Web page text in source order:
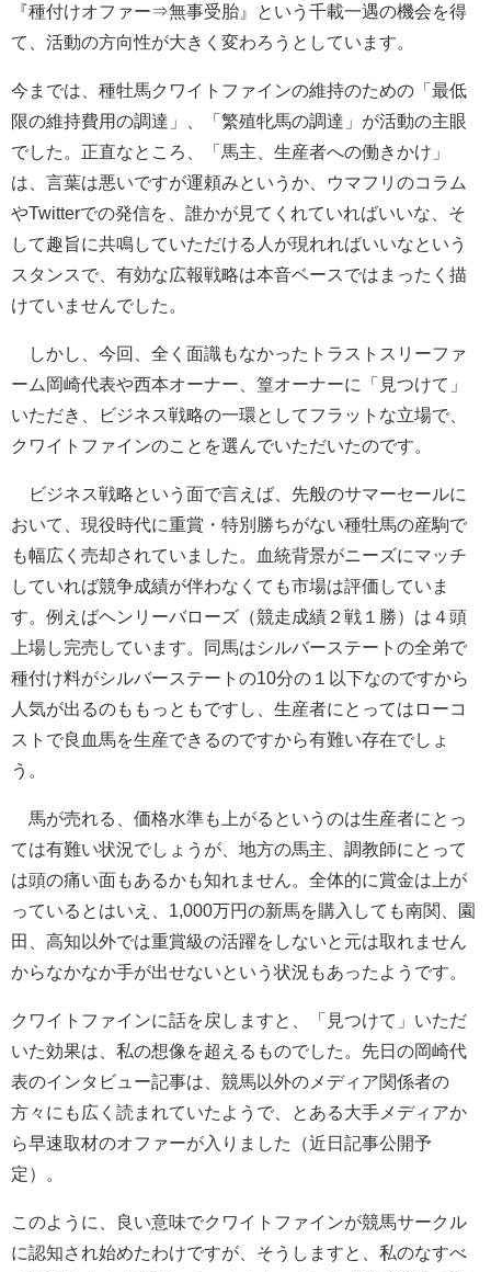
『種付けオファー⇒無事受胎』という千載一遇の機会を得
て、活動の方向性が大きく変わろうとしています。
今までは、種牡馬クワイトファインの維持のための「最低
限の維持費用の調達」、「繁殖牝馬の調達」が活動の主眼
でした。正直なところ、「馬主、生産者への働きかけ」
は、言葉は悪いですが運頼みというか、ウマフリのコラム
やTwitterでの発信を、誰かが見てくれていればいいな、そ
して趣旨に共鳴していただける人が現れればいいなという
スタンスで、有効な広報戦略は本音ベースではまったく描
けていませんでした。
しかし、今回、全く面識もなかったトラストスリーファ
ーム岡崎代表や西本オーナー、篁オーナーに「見つけて」
いただき、ビジネス戦略の一環としてフラットな立場で、
クワイトファインのことを選んでいただいたのです。
ビジネス戦略という面で言えば、先般のサマーセールに
おいて、現役時代に重賞・特別勝ちがない種牡馬の産駒で
も幅広く売却されていました。血統背景がニーズにマッチ
していれば競争成績が伴わなくても市場は評価していま
す。例えばヘンリーバローズ（競走成績２戦１勝）は４頭
上場し完売しています。同馬はシルバーステートの全弟で
種付け料がシルバーステートの10分の１以下なのですから
人気が出るのももっともですし、生産者にとってはローコ
ストで良血馬を生産できるのですから有難い存在でしょ
う。
馬が売れる、価格水準も上がるというのは生産者にとっ
ては有難い状況でしょうが、地方の馬主、調教師にとって
は頭の痛い面もあるかも知れません。全体的に賞金は上が
っているとはいえ、1,000万円の新馬を購入しても南関、園
田、高知以外では重賞級の活躍をしないと元は取れません
からなかなか手が出せないという状況もあったようです。
クワイトファインに話を戻しますと、「見つけて」いただ
いた効果は、私の想像を超えるものでした。先日の岡崎代
表のインタビュー記事は、競馬以外のメディア関係者の
方々にも広く読まれていたようで、とある大手メディアか
ら早速取材のオファーが入りました（近日記事公開予
定）。
このように、良い意味でクワイトファインが競馬サークル
に認知され始めたわけですが、そうしますと、私のなすべ